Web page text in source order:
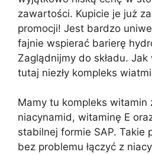
zawartości. Kupicie je już
promocji! Jest bardzo
fajnie wspierać barierę
Zaglądnijmy do składu.
tutaj niezły kompleks
Mamy tu kompleks witamin
niacynamid, witaminę E
stabilnej formie SAP. Takie
bez problemu łączyć z